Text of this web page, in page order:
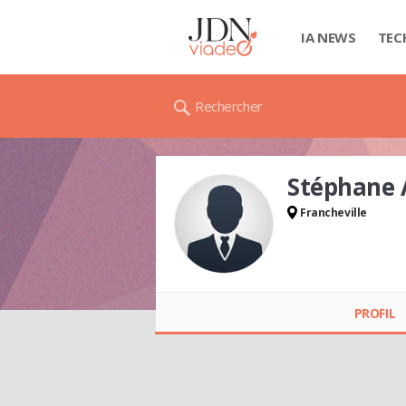
IA NEWS
Rechercher
Stéphane
Francheville
PROFIL